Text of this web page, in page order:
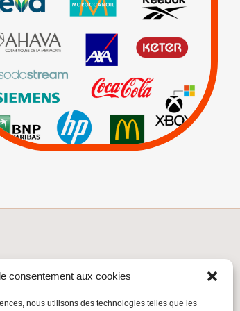
consentement aux cookies
nous utilisons des technologies telles que les
Actus | Ahava
Carrefour HP
Keter |
Livres et brochures
Mehadrin | PUMA |
Sodastream
Visuels, tracts,
affiches,...
À LA NEWSLETTER